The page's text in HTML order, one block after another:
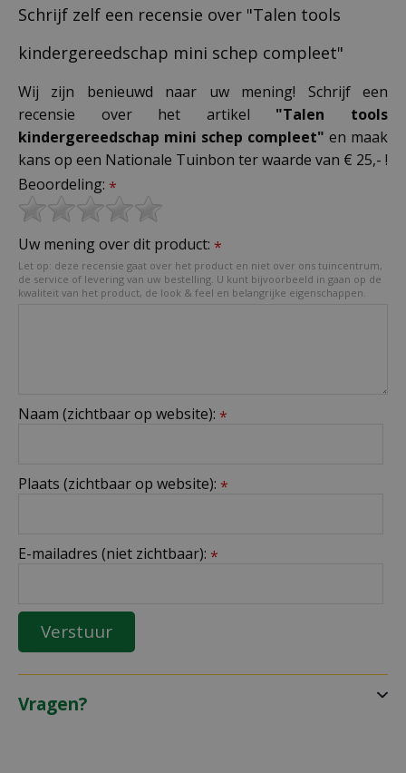
Schrijf zelf een recensie over "Talen tools
kindergereedschap mini schep compleet"
Wij zijn benieuwd naar uw mening! Schrijf een
recensie over het artikel "Talen tools
kindergereedschap mini schep compleet" en maak
kans op een Nationale Tuinbon ter waarde van € 25,- !
Beoordeling: *
Uw mening over dit product: *
Let op: deze recensie gaat over het product en niet over ons tuincentrum,
de service of levering van uw bestelling. U kunt bijvoorbeeld in gaan op de
kwaliteit van het product, de look & feel en belangrijke eigenschappen.
Naam (zichtbaar op website): *
Plaats (zichtbaar op website): *
E-mailadres (niet zichtbaar): *
Vragen?